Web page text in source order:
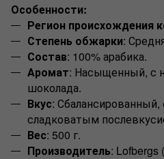
Особенности:
Регион происхождения
Степень обжарки:
Состав: 100% арабика.
Аромат: Насыщенный, с
шоколада.
Вкус: Сбалансированный,
сладковатым
Вес: 500 г.
Производитель: